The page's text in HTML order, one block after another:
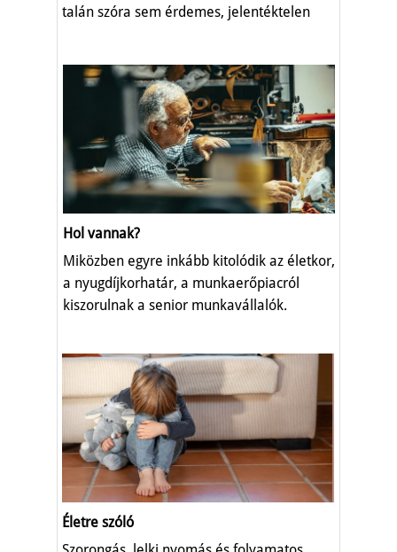
talán szóra sem érdemes, jelentéktelen
Hol vannak?
Miközben egyre inkább kitolódik az életkor,
a nyugdíjkorhatár, a munkaerőpiacról
kiszorulnak a senior munkavállalók.
Életre szóló